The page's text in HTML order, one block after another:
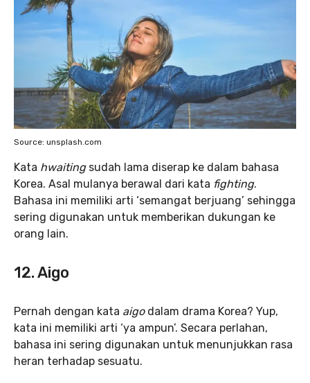
Source: unsplash.com
Kata hwaitingsudah lama diserap ke dalam bahasa
Korea. Asal mulanya berawal dari kata fighting.
Bahasa ini memiliki arti ‘semangat berjuang’ sehingga
sering digunakan untuk memberikan dukungan ke
orang lain.
12. Aigo
Pernah dengan kata aigodalam drama Korea? Yup,
kata ini memiliki arti ‘ya ampun’. Secara perlahan,
bahasa ini sering digunakan untuk menunjukkan rasa
heran terhadap sesuatu.